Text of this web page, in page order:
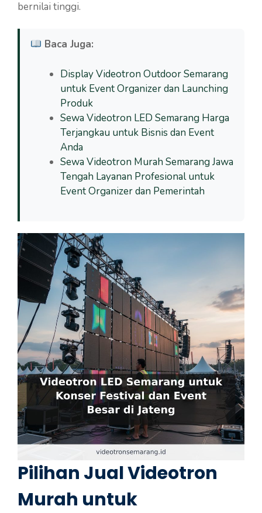
bernilai tinggi.
Baca Juga:
Display Videotron Outdoor Semarang
untuk Event Organizer dan Launching
Produk
Sewa Videotron LED Semarang Harga
Terjangkau untuk Bisnis dan Event
Anda
Sewa Videotron Murah Semarang Jawa
Tengah Layanan Profesional untuk
Event Organizer dan Pemerintah
Pilihan Jual Videotron
Murah untuk